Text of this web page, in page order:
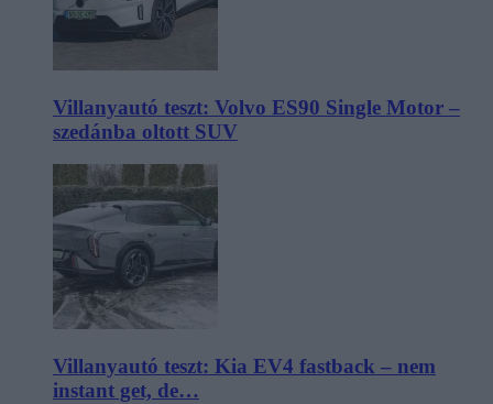
Villanyautó teszt: Volvo ES90 Single Motor –
szedánba oltott SUV
Villanyautó teszt: Kia EV4 fastback – nem
instant get, de…